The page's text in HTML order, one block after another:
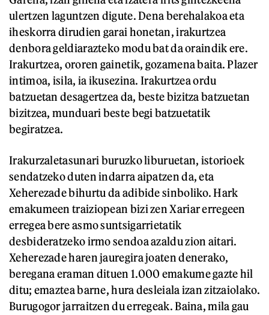
ulertzen laguntzen digute. Dena berehalakoa eta
iheskorra dirudien garai honetan, irakurtzea
denbora geldiarazteko modu bat da oraindik ere.
Irakurtzea, ororen gainetik, gozamena baita. Plazer
intimoa, isila, ia ikusezina. Irakurtzea ordu
batzuetan desagertzea da, beste bizitza batzuetan
bizitzea, munduari beste begi batzuetatik
begiratzea.
Irakurzaletasunari buruzko liburuetan, istorioek
sendatzeko duten indarra aipatzen da, eta
Xeherezade bihurtu da adibide sinboliko. Hark
emakumeen traiziopean bizi zen Xariar erregeen
erregea bere asmo suntsigarrietatik
desbideratzeko irmo sendoa azaldu zion aitari.
Xeherezade haren jauregira joaten denerako,
beregana eraman dituen 1.000 emakume gazte hil
ditu; emaztea barne, hura desleiala izan zitzaiolako.
Burugogor jarraitzen du erregeak. Baina, mila gau